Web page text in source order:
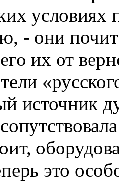
условиях
- они
их от
источник
это